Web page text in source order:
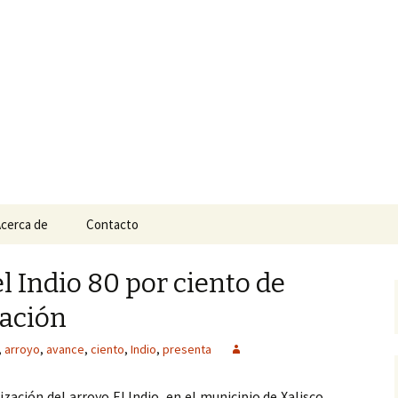
de Contacto
Indio 80 por ciento de
, arroyo, avance, ciento, Indio, presenta